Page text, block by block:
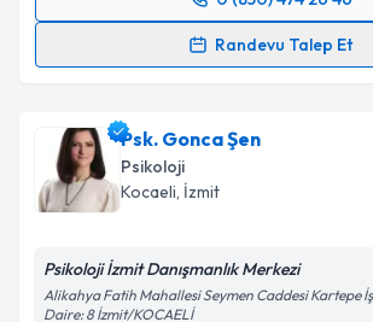
0 (850) 474 26 46
Randevu Talep Et
Randevu Takvimi Talebi
talebi oluşturun. Size bu uzmandan
için bir takvim hazırlandığında e-posta
bilgilendireceğiz.
Psk. Gonca Şen
Psikoloji
Kocaeli, İzmit
Psikoloji İzmit Danışmanlık Merkezi
Alikahya Fatih Mahallesi Seymen Caddesi Kartepe İş